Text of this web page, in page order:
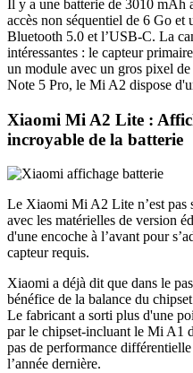
Il y a une batterie de 3010 mAh
accès non séquentiel de 6 Go et
Bluetooth 5.0 et l’USB-C. La
intéressantes : le capteur
un module avec un gros pixel
Note 5 Pro, le Mi A2 dispose
Xiaomi Mi A2 Lite :
incroyable de la batterie
Le Xiaomi Mi A2 Lite n’est pas
avec les matérielles de version
d'une encoche à l’avant pour
capteur requis.
Xiaomi a déjà dit que dans le
bénéfice de la balance du
Le fabricant a sorti plus d'une
par le chipset-incluant le Mi A1
pas de performance
l’année dernière.